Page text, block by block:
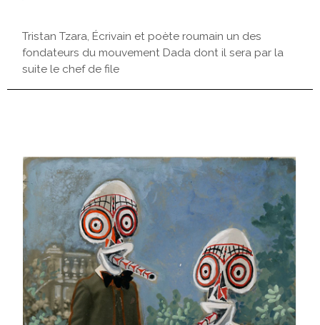
Tristan Tzara, Écrivain et poète roumain un des
fondateurs du mouvement Dada dont il sera par la
suite le chef de file